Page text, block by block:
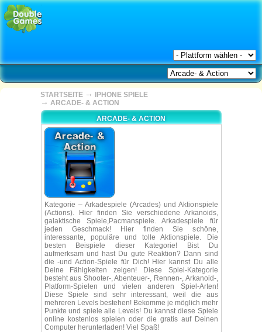
STARTSEITE → IPHONE SPIELE
→ ARCADE- & ACTION
ARCADE- & ACTION
Kategorie – Arkadespiele (Arcades) und Aktionspiele
(Actions). Hier finden Sie verschiedene Arkanoids,
galaktische Spiele,Pacmanspiele. Arkadespiele für
jeden Geschmack! Hier finden Sie schöne,
interessante, populäre und tolle Aktionspiele. Die
besten Beispiele dieser Kategorie! Bist Du
aufmerksam und hast Du gute Reaktion? Dann sind
die -und Action-Spiele für Dich! Hier kannst Du alle
Deine Fähigkeiten zeigen! Diese Spiel-Kategorie
besteht aus Shooter-, Abenteuer-, Rennen-, Arkanoid-,
Platform-Spielen und vielen anderen Spiel-Arten!
Diese Spiele sind sehr interessant, weil die aus
mehreren Levels bestehen! Bekomme je möglich mehr
Punkte und spiele alle Levels! Du kannst diese Spiele
online kostenlos spielen oder die gratis auf Deinen
Computer herunterladen! Viel Spaß!